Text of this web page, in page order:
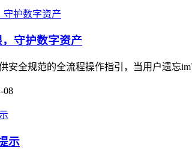
守护数字资产
安全规范的全流程操作指引，当用户遗忘
08
示